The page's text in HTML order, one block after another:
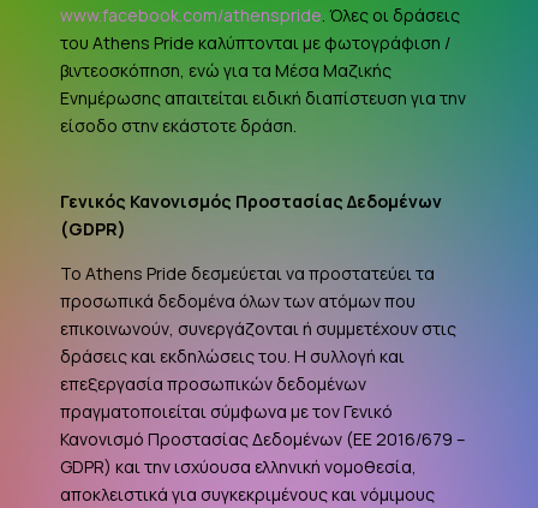
www.facebook.com/athenspride. Όλες οι δράσεις
του Athens Pride καλύπτονται με φωτογράφιση /
βιντεοσκόπηση, ενώ για τα Μέσα Μαζικής
Ενημέρωσης απαιτείται ειδική διαπίστευση για την
είσοδο στην εκάστοτε δράση.
Γενικός Κανονισμός Προστασίας Δεδομένων
(GDPR)
Το Athens Pride δεσμεύεται να προστατεύει τα
προσωπικά δεδομένα όλων των ατόμων που
επικοινωνούν, συνεργάζονται ή συμμετέχουν στις
δράσεις και εκδηλώσεις του. Η συλλογή και
επεξεργασία προσωπικών δεδομένων
πραγματοποιείται σύμφωνα με τον Γενικό
Κανονισμό Προστασίας Δεδομένων (ΕΕ 2016/679 –
GDPR) και την ισχύουσα ελληνική νομοθεσία,
αποκλειστικά για συγκεκριμένους και νόμιμους